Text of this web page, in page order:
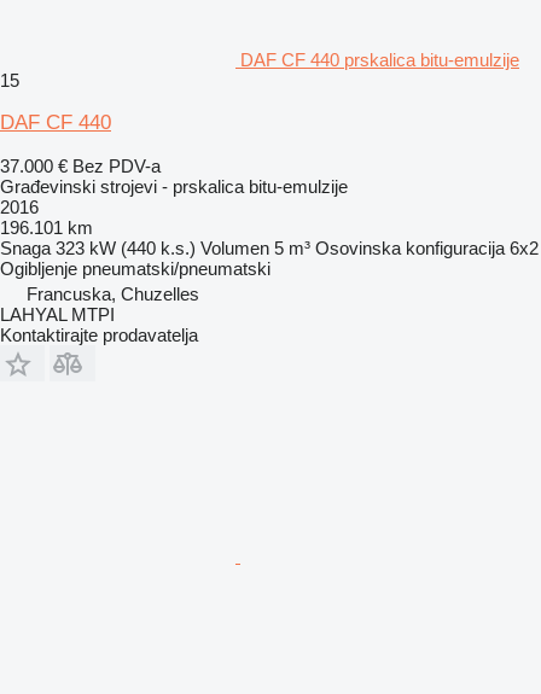
DAF CF 440 prskalica bitu-emulzije
15
DAF CF 440
37.000 € Bez PDV-a
Građevinski strojevi - prskalica bitu-emulzije
2016
196.101 km
Snaga 323 kW (440 k.s.) Volumen 5 m³ Osovinska konfiguracija 6x2
Ogibljenje pneumatski/pneumatski
Francuska, Chuzelles
LAHYAL MTPI
Kontaktirajte prodavatelja